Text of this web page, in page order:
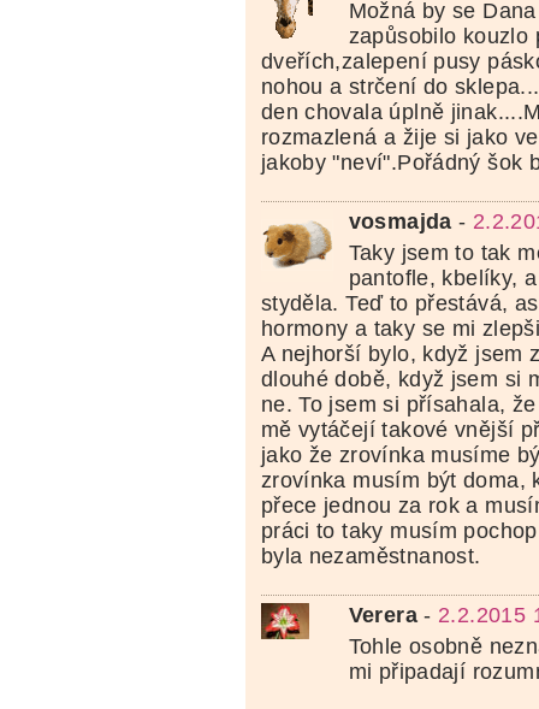
Možná by se
zapůsobilo kouzlo
dveřích,zalepení pusy
nohou a strčení do
den chovala úplně
rozmazlená a žije si jako
jakoby "neví".Pořádný šok
vosmajda -
Taky jsem to tak
pantofle, kbelíky,
styděla. Teď to přestává,
hormony a taky se mi
A nejhorší bylo, když jsem
dlouhé době, když jsem si
ne. To jsem si přísahala,
mě vytáčejí takové vnější
jako že zrovínka musíme
zrovínka musím být doma,
přece jednou za rok a
práci to taky musím
byla nezaměstnanost.
Verera- 2.2.2015
Tohle osobně
mi připadají